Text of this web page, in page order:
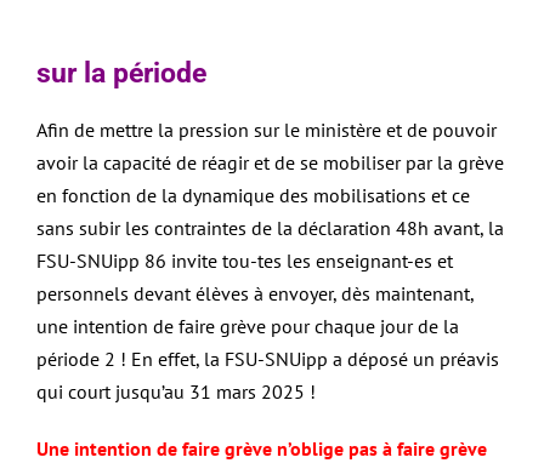
sur la période
Afin de mettre la pression sur le ministère et de pouvoir
avoir la capacité de réagir et de se mobiliser par la grève
en fonction de la dynamique des mobilisations et ce
sans subir les contraintes de la déclaration 48h avant, la
FSU-SNUipp 86 invite tou-tes les enseignant-es et
personnels devant élèves à envoyer, dès maintenant,
une intention de faire grève pour chaque jour de la
période 2 ! En effet, la FSU-SNUipp a déposé un préavis
qui court jusqu’au 31 mars 2025 !
Une intention de faire grève n’oblige pas à faire grève